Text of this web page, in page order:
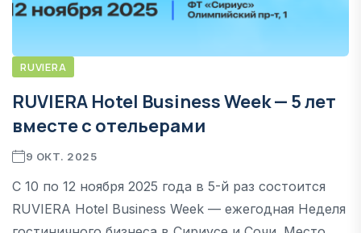
RUVIERA
RUVIERA Hotel Business Week — 5 лет
вместе с отельерами
9 ОКТ. 2025
С 10 по 12 ноября 2025 года в 5-й раз состоится
RUVIERA Hotel Business Week — ежегодная Неделя